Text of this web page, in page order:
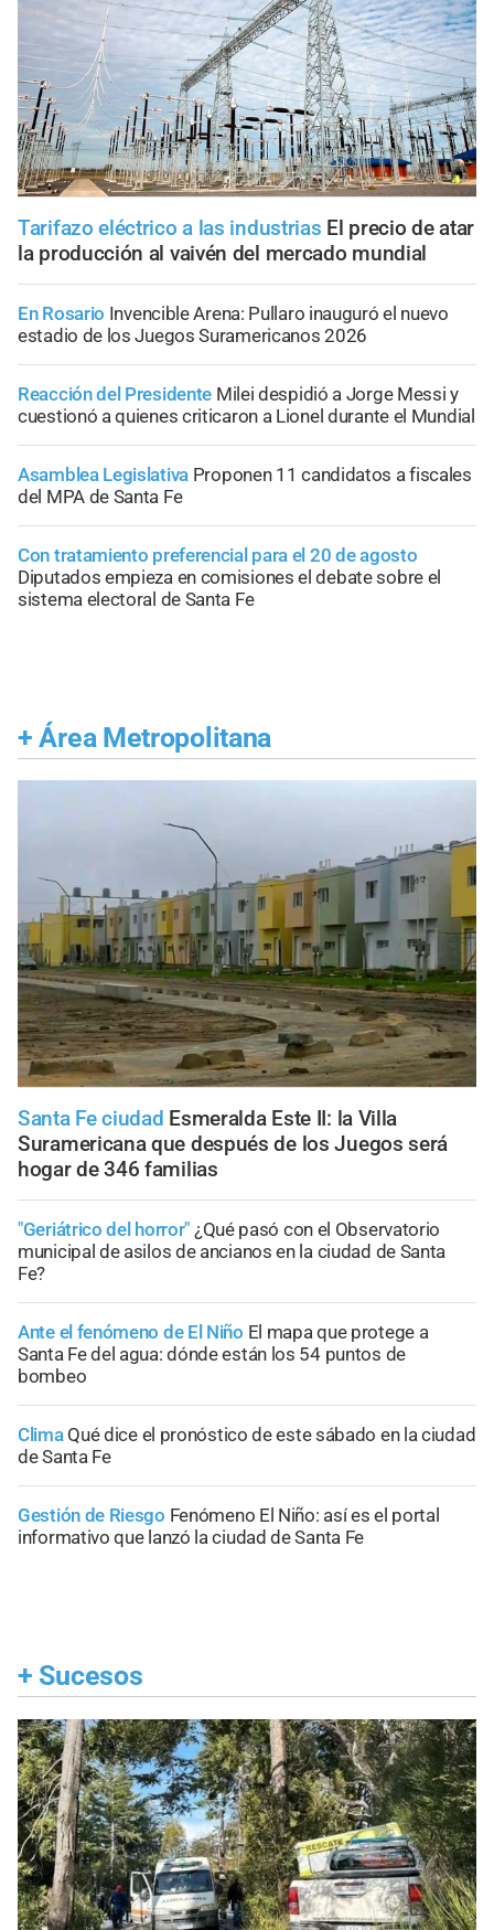
Tarifazo eléctrico a las industrias El precio de atar
la producción al vaivén del mercado mundial
En Rosario Invencible Arena: Pullaro inauguró el nuevo
estadio de los Juegos Suramericanos 2026
Reacción del Presidente Milei despidió a Jorge Messi y
cuestionó a quienes criticaron a Lionel durante el Mundial
Asamblea Legislativa Proponen 11 candidatos a fiscales
del MPA de Santa Fe
Con tratamiento preferencial para el 20 de agosto
Diputados empieza en comisiones el debate sobre el
sistema electoral de Santa Fe
+ Área Metropolitana
Santa Fe ciudad Esmeralda Este II: la Villa
Suramericana que después de los Juegos será
hogar de 346 familias
"Geriátrico del horror" ¿Qué pasó con el Observatorio
municipal de asilos de ancianos en la ciudad de Santa
Fe?
Ante el fenómeno de El Niño El mapa que protege a
Santa Fe del agua: dónde están los 54 puntos de
bombeo
Clima Qué dice el pronóstico de este sábado en la ciudad
de Santa Fe
Gestión de Riesgo Fenómeno El Niño: así es el portal
informativo que lanzó la ciudad de Santa Fe
+ Sucesos